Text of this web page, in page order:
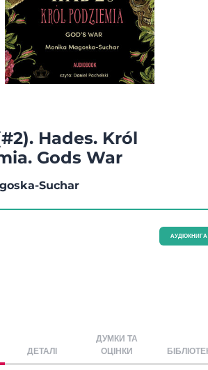
Hades. Król
Gods War
Suchar
AУДІОКНИГА
ДЕТАЛІ
ДУМКИ ТА
ОЦІНКИ